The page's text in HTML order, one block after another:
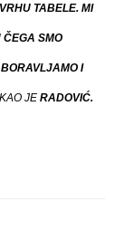
TABELE. MI
ČEGA SMO
I
JE RADOVIĆ.